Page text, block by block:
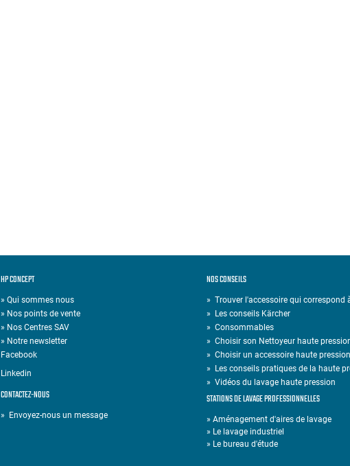
HP CONCEPT
» Qui sommes nous
» Nos points de vente
» Nos Centres SAV
» Notre newsletter
Facebook
Linkedin
CONTACTEZ-NOUS
» Envoyez-nous un message
NOS CONSEILS
» Trouver l'accessoire qui correspond
» Les conseils Kärcher
» Consommables
» Choisir son Nettoyeur haute
» Choisir un accessoire haute
» Les conseils pratiques de la haute
» Vidéos du lavage haute pression
STATIONS DE LAVAGE PROFESSIONNELLES
» Aménagement d'aires de lavage
» Le lavage industriel
» Le bureau d'étude